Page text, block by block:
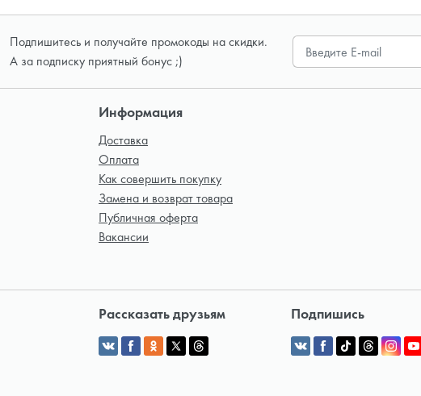
Подпишитесь и получайте промокоды на скидки.
А за подписку приятный бонус ;)
Информация
Доставка
Оплата
Как совершить покупку
Замена и возврат товара
Публичная оферта
Вакансии
Рассказать друзьям Подпишись